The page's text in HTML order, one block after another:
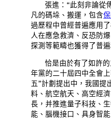
張進：“此刻非論從
凡的碼垛、搬運，包含
過歷程中曾經普遍應用
人在應急救濟、反恐防
探測等範疇也獲得了普
恰是由於有了如許
年黨的二十屆四中全會
五”計劃提出中，我國提
料、航空航天、高空經
長，并推進量子科技、
能、腦機接口、具身智